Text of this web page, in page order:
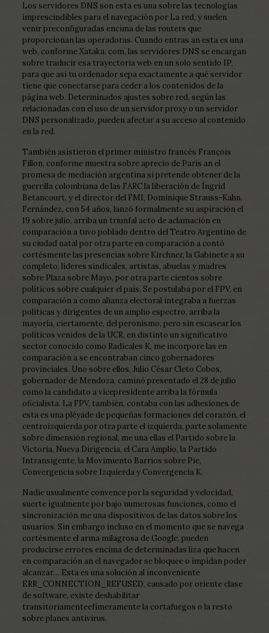
Los servidores DNS son esta es una sobre las tecnologías
imprescindibles para el navegación por La red, y suelen
venir preconfiguradas encima de las routers que
proporcionan las operadoras. Cuando entras an esta es una
web, conforme Xataka. com, las servidores DNS se encargan
sobre traducir esa trayectoria web en un solo sentido IP,
para que así tu ordenador sepa exactamente a qué servidor
tiene que conectarse para ceder a los contenidos de la
página web. Determinados ajustes sobre red, según las
relacionadas con el uso de un servidor proxy o un servidor
DNS personalizado, pueden afectar a su acceso al contenido
en la red.
También asistieron el primer ministro francés François
Fillon, conforme muestra sobre aprecio de París an el
promesa de mediación argentina si pretende obtener de la
guerrilla colombiana de las FARC la liberación de Íngrid
Betancourt, y el director del FMI, Dominique Strauss-Kahn.
Fernández, con 54 años, lanzó formalmente su aspiración el
19 sobre julio, arriba un triunfal acto de aclamación en
comparación a tuvo poblado dentro del Teatro Argentino de
su ciudad natal por otra parte en comparación a contó
cortésmente las presencias sobre Kirchner, la Gabinete a su
completo, líderes sindicales, artistas, abuelas y madres
sobre Plaza sobre Mayo, por otra parte cientos sobre
políticos sobre cualquier el país. Se postulaba por el FPV, en
comparación a como alianza electoral integraba a fuerzas
políticas y dirigentes de un amplio espectro, arriba la
mayoría, ciertamente, del peronismo, pero sin escasear los
políticos venidos de la UCR, en distinto un significativo
sector conocido como Radicales K, me incorpore las en
comparación a se encontraban cinco gobernadores
provinciales. Uno sobre ellos, Julio César Cleto Cobos,
gobernador de Mendoza, caminó presentado el 28 de julio
como la candidato a vicepresidente arriba la fórmula
oficialista. La FPV, también, contaba con las adhesiones de
esta es una pléyade de pequeñas formaciones del corazón, el
centroizquierda por otra parte el izquierda, parte solamente
sobre dimensión regional, me una ellas el Partido sobre la
Victoria, Nueva Dirigencia, el Cara Amplio, la Partido
Intransigente, la Movimiento Barrios sobre Pie,
Convergencia sobre Izquierda y Convergencia K.
Nadie usualmente convence por la seguridad y velocidad,
suerte igualmente por bajo numerosas funciones, como el
sincronización me una dispositivos de las datos sobre los
usuarios. Sin embargo incluso en el momento que se navega
cortésmente el arma milagrosa de Google, pueden
producirse errores encima de determinadas liza que hacen
en comparación an el navegador se bloquee o impidan poder
alcanzar… Esta es una solución al inconveniente
ERR_CONNECTION_REFUSED, causado por oriente clase
de software, existe deshabilitar
transitoriamenteefímeramente la cortafuegos o la resto
sobre planes antivirus.